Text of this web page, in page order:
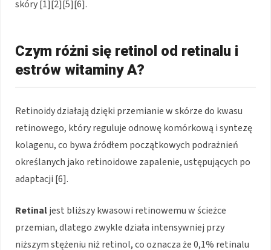
skóry [1][2][5][6].
Czym różni się retinol od retinalu i
estrów witaminy A?
Retinoidy działają dzięki przemianie w skórze do kwasu
retinowego, który reguluje odnowę komórkową i syntezę
kolagenu, co bywa źródłem początkowych podrażnień
określanych jako retinoidowe zapalenie, ustępujących po
adaptacji [6].
Retinaljest bliższy kwasowi retinowemu w ścieżce
przemian, dlatego zwykle działa intensywniej przy
niższym stężeniu niż retinol, co oznacza że 0,1% retinalu